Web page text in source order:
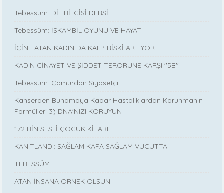
Tebessüm: DİL BİLGİSİ DERSİ
Tebessüm: İSKAMBİL OYUNU VE HAYAT!
İÇİNE ATAN KADIN DA KALP RİSKİ ARTIYOR
KADIN CİNAYET VE ŞİDDET TERÖRÜNE KARŞI ''5B''
Tebessüm: Çamurdan Siyasetçi
Kanserden Bunamaya Kadar Hastalıklardan Korunmanın
Formülleri 3) DNA'NIZI KORUYUN
172 BİN SESLİ ÇOCUK KİTABI
KANITLANDI: SAĞLAM KAFA SAĞLAM VÜCUTTA
TEBESSÜM
ATAN İNSANA ÖRNEK OLSUN